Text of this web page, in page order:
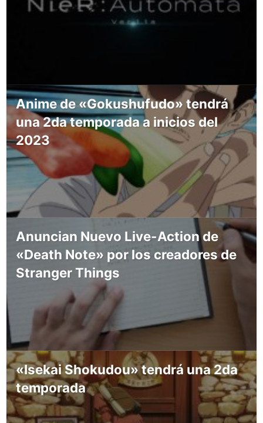
Anime de «Gokushufudo» tendrá
una 2da temporada a inicios del
2023
Anuncian Nuevo Live-Action de
«Death Note» por los creadores de
Stranger Things
«Isekai Shokudou» tendrá una 2da
temporada